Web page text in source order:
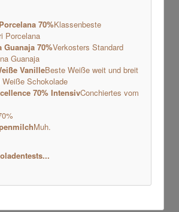
70%Klassenbeste
Guanaja 70%Verkosters Standard
VanilleBeste Weiße weit und breit
70% IntensivConchiertes vom
Muh.